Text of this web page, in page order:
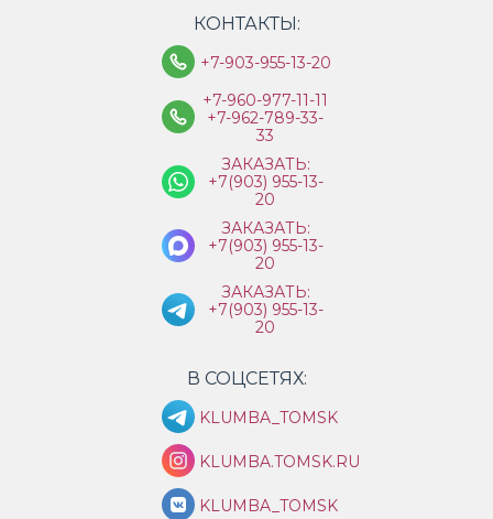
КОНТАКТЫ:
+7-903-955-13-20
+7-960-977-11-11
+7-962-789-33-
33
ЗАКАЗАТЬ:
+7(903) 955-13-
20
ЗАКАЗАТЬ:
+7(903) 955-13-
20
ЗАКАЗАТЬ:
+7(903) 955-13-
20
В СОЦСЕТЯХ:
KLUMBA_TOMSK
KLUMBA.TOMSK.RU
KLUMBA_TOMSK